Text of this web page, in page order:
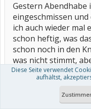
Gestern Abendhabe
eingeschmissen
ich auch wieder mal
schon heftig, was
schon noch in den
was nicht stimmt,
und Schwung. Aber
Diese Seite verwendet
aufhältst,